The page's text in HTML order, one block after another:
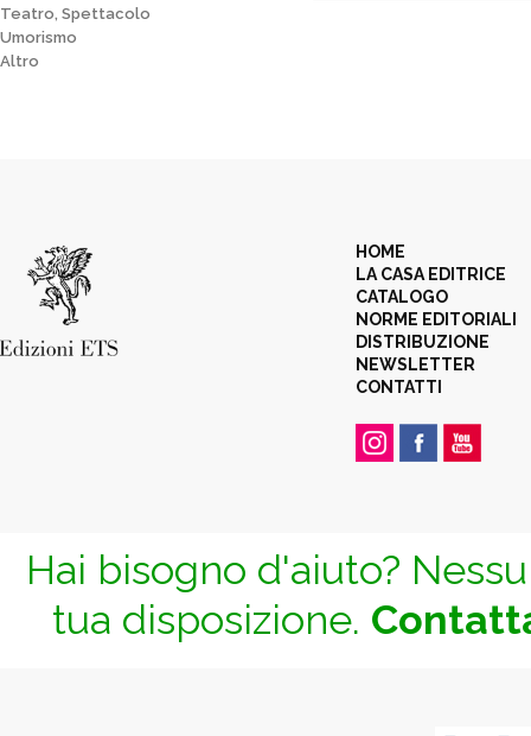
Teatro, Spettacolo
Umorismo
Altro
HOME
LA CASA EDITRICE
CATALOGO
NORME EDITORIALI
DISTRIBUZIONE
NEWSLETTER
CONTATTI
Hai bisogno d'aiuto?
tua disposizione.